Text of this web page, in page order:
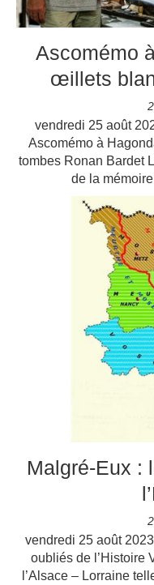
Ascomémo
œillets
vendredi 25 août
Ascomémo à
tombes Ronan Bardet
de la
Malgré-Eux :
vendredi 25 août
oubliés de l’Histoire
l’Alsace – Lorraine